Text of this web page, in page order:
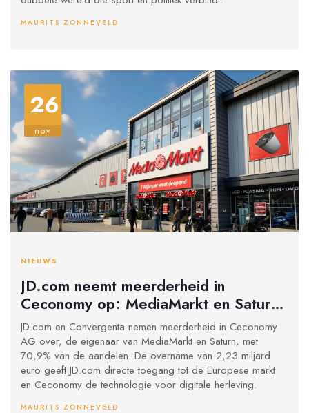
MAURITS ZONNEVELD
26
nov
NIEUWS
JD.com neemt meerderheid in
Ceconomy op: MediaMarkt en Saturn
onder Chinese invloed
JD.com en Convergenta nemen meerderheid in Ceconomy
AG over, de eigenaar van MediaMarkt en Saturn, met
70,9% van de aandelen. De overname van 2,23 miljard
euro geeft JD.com directe toegang tot de Europese markt
en Ceconomy de technologie voor digitale herleving.
MAURITS ZONNEVELD